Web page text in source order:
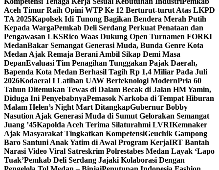
Aceh Timur Raih Opini WTP Ke 12 Berturut-turut Atas LKPD
TA 2025Kapolsek Idi Tunong Bagikan Bendera Merah Putih
Kepada WargaPemkab Deli Serdang Perkuat Penataan dan
Pengawasan LKSRico Waas Dukung Open Turnamen FORKI
MedanBakar Semangat Generasi Muda, Bunda Genre Kota
Medan Ajak Remaja Berani Ambil Sikap Demi Masa
DepanEvaluasi Tim Penagihan Tunggakan Pajak Daerah,
Bapenda Kota Medan Berhasil Tagih Rp 1,4 Miliar Pada Juli
2026Kodaeral I Latihan UAW Berteknologi ModernPria 60
Tahun Ditemukan Tewas di Dalam Becak di Jalan HM Yamin,
Diduga Ini PenyebabnyaPemasok Narkoba di Tempat Hiburan
Malam Helen’s Night Mart DitangkapGubernur Bobby
Nasution Ajak Generasi Muda di Sumut Gelorakan Semangat
Juang ’45Kapolda Aceh Terima Silaturahmi LVRIKemnaker
Ajak Masyarakat Tingkatkan KompetensiGeuchik Gampong
Baro Santuni Anak Yatim di Awal Program KerjaIRT Bantah
Narasi Video Viral Satreskrim Polrestabes Medan Layak ‘Lapo
Tuak’Pemkab Deli Serdang Jajaki Kolaborasi Dengan